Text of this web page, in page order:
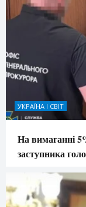
УКРАЇНА І СВІТ
На вимаганні
заступника